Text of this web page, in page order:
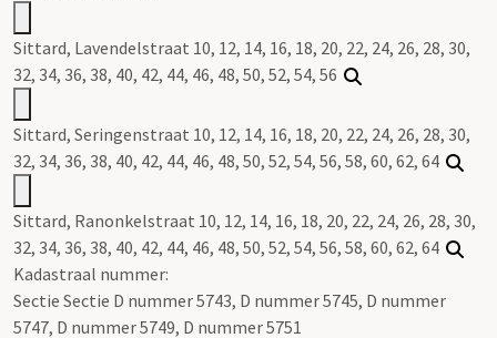
Sittard, Lavendelstraat 10, 12, 14, 16, 18, 20, 22, 24, 26, 28, 30,
32, 34, 36, 38, 40, 42, 44, 46, 48, 50, 52, 54, 56
Sittard, Seringenstraat 10, 12, 14, 16, 18, 20, 22, 24, 26, 28, 30,
32, 34, 36, 38, 40, 42, 44, 46, 48, 50, 52, 54, 56, 58, 60, 62, 64
Sittard, Ranonkelstraat 10, 12, 14, 16, 18, 20, 22, 24, 26, 28, 30,
32, 34, 36, 38, 40, 42, 44, 46, 48, 50, 52, 54, 56, 58, 60, 62, 64
Kadastraal nummer:
Sectie Sectie D nummer 5743, D nummer 5745, D nummer
5747, D nummer 5749, D nummer 5751